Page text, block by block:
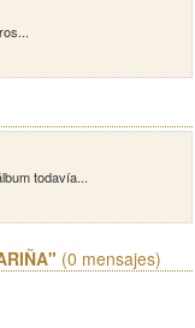
todavía...
(0 mensajes)